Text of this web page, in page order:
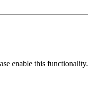
enable this functionality.